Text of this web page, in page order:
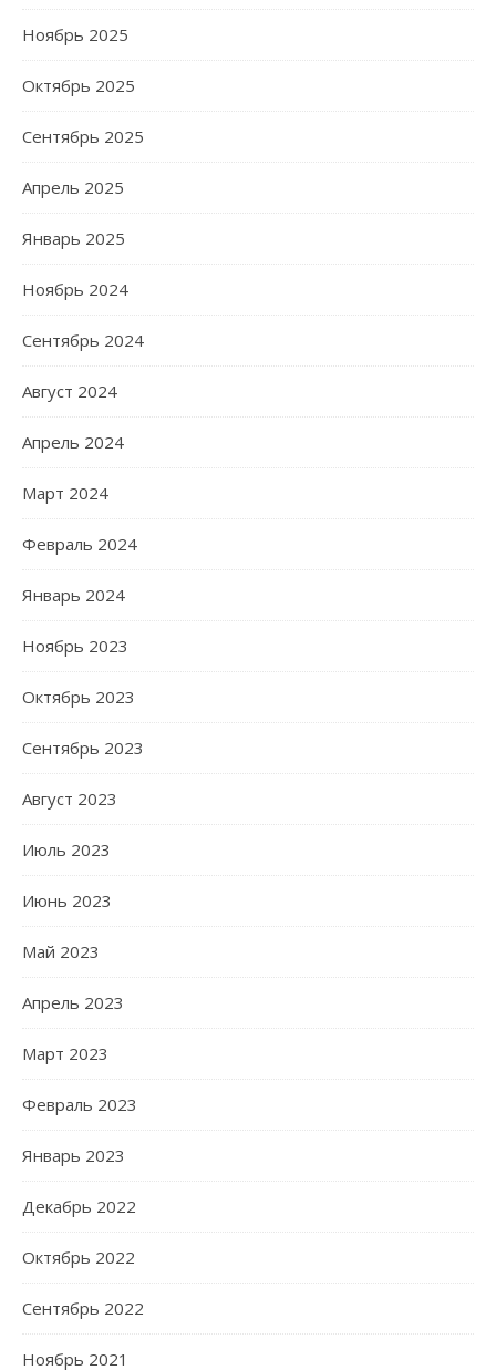
Ноябрь 2025
Октябрь 2025
Сентябрь 2025
Апрель 2025
Январь 2025
Ноябрь 2024
Сентябрь 2024
Август 2024
Апрель 2024
Март 2024
Февраль 2024
Январь 2024
Ноябрь 2023
Октябрь 2023
Сентябрь 2023
Август 2023
Июль 2023
Июнь 2023
Май 2023
Апрель 2023
Март 2023
Февраль 2023
Январь 2023
Декабрь 2022
Октябрь 2022
Сентябрь 2022
Ноябрь 2021